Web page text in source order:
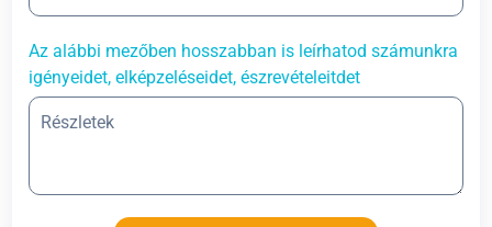
Az alábbi mezőben hosszabban is leírhatod számunkra
igényeidet, elképzeléseidet, észrevételeitdet